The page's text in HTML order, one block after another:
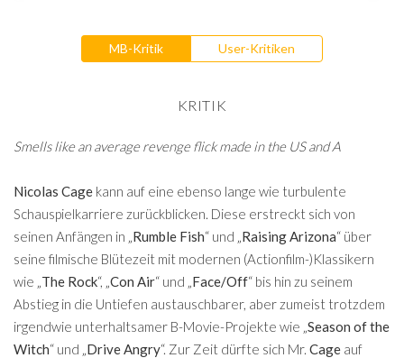
MB-Kritik User-Kritiken
KRITIK
Smells like an average revenge flick made in the US and A
Nicolas Cage kann auf eine ebenso lange wie turbulente
Schauspielkarriere zurückblicken. Diese erstreckt sich von
seinen Anfängen in „ Rumble Fish“ und „ Raising Arizona“ über
seine filmische Blütezeit mit modernen (Actionfilm-)Klassikern
wie „ The Rock“, „ Con Air“ und „ Face/Off“ bis hin zu seinem
Abstieg in die Untiefen austauschbarer, aber zumeist trotzdem
irgendwie unterhaltsamer B-Movie-Projekte wie „ Season of the
Witch“ und „ Drive Angry“. Zur Zeit dürfte sich Mr. Cage auf